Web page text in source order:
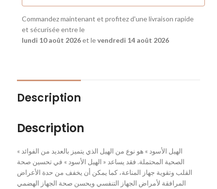
Commandez maintenant et profitez d'une livraison rapide
et sécurisée entre le
lundi 10 août 2026et levendredi 14 août 2026
Description
Description
« الهيل الأسود » هو نوع من الهيل الذي يتميز بالعديد من الفوائد
الصحية المحتملة. فقد يساعد « الهيل الأسود » في تحسين صحة
القلب وتقوية جهاز المناعة، كما يمكن أن يخفف من حدة الأعراض
المرافقة لأمراض الجهاز التنفسي ويحسن صحة الجهاز الهضمي